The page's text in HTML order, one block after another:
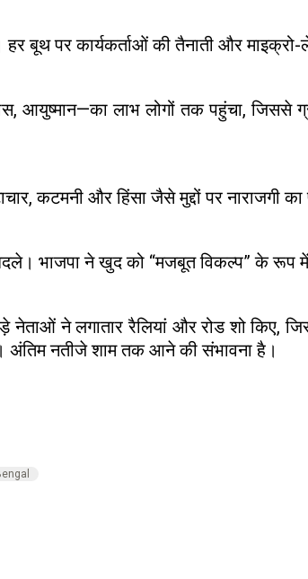
पर कार्यकर्ताओं की तैनाती और माइक्रो-
आयुष्मान—का लाभ लोगों तक पहुंचा, जिससे
कटमनी और हिंसा जैसे मुद्दों पर नाराजगी का
भाजपा ने खुद को “मजबूत विकल्प” के रूप
ने लगातार रैलियां और रोड शो किए,
अंतिम नतीजे शाम तक आने की संभावना है।